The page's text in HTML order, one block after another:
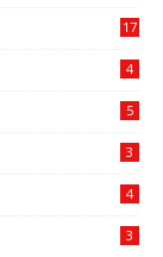
17
4
5
3
4
3